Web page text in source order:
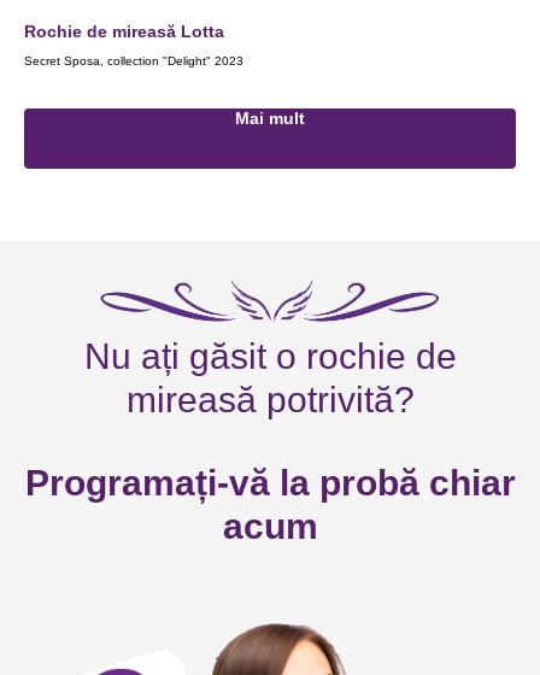
Rochie de mireasă Lotta
Secret Sposa, collection "Delight" 2023
Mai mult
Nu ați găsit o rochie de
mireasă potrivită?
Programați-vă la probă chiar
acum